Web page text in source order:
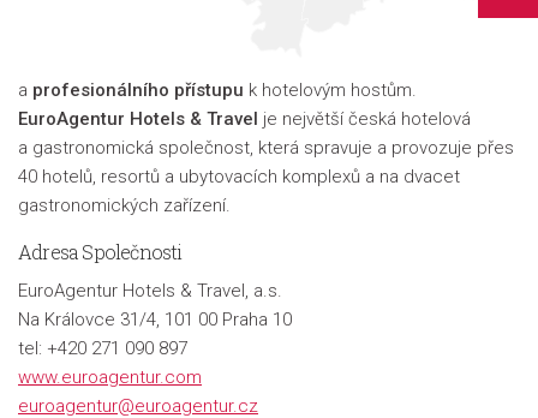
a profesionálního přístupu k hotelovým hostům.
EuroAgentur Hotels & Travel je největší česká hotelová
a gastronomická společnost, která spravuje a provozuje přes
40 hotelů, resortů a ubytovacích komplexů a na dvacet
gastronomických zařízení.
Adresa Společnosti
EuroAgentur Hotels & Travel, a.s.
Na Královce 31/4, 101 00 Praha 10
tel: +420 271 090 897
www.euroagentur.com
euroagentur@euroagentur.cz